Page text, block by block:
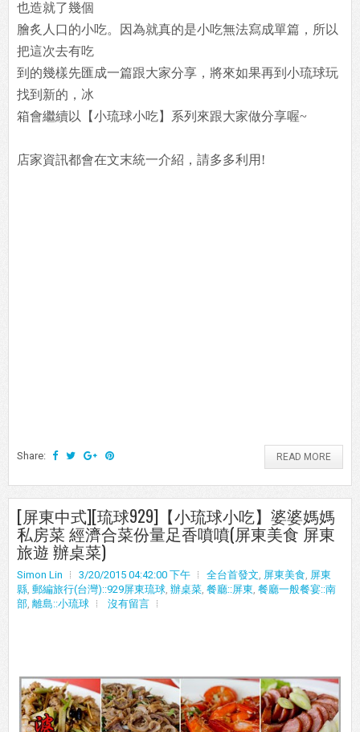
也造就了幾個
膾炙人口的小吃。因為就真的是小吃無法寫成單篇，所以
把這次去有吃
到的幾樣先匯成一篇跟大家分享，將來如果再到小琉球玩
找到新的，冰
箱會繼續以【小琉球小吃】系列來跟大家做分享喔~
店家資訊都會在文末統一介紹，請多多利用!
Share: READ MORE
[屏東中式][琉球929]【小琉球小吃】婆婆媽媽
私房菜 經濟合菜份量足香噴噴(屏東美食 屏東
旅遊 辦桌菜)
Simon Lin 3/20/2015 04:42:00 下午 全台首發文, 屏東美食, 屏東
縣, 郵編旅行(台灣)::929屏東琉球, 辦桌菜, 餐廳::屏東, 餐廳一般餐宴::南
部, 離島::小琉球 沒有留言